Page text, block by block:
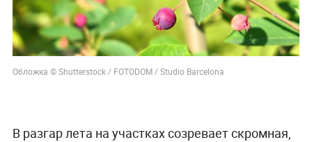
Обложка © Shutterstock / FOTODOM / Studio Barcelona
В разгар лета на участках созревает скромная,